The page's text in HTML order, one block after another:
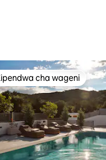
maarufu cha wageni
cha wageni